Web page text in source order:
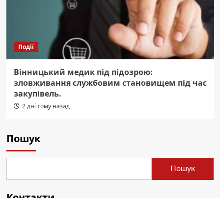
Події
Вінницький медик під підозрою:
зловживання службовим становищем під час
закупівель.
2 дні тому назад
Пошук
Пошук